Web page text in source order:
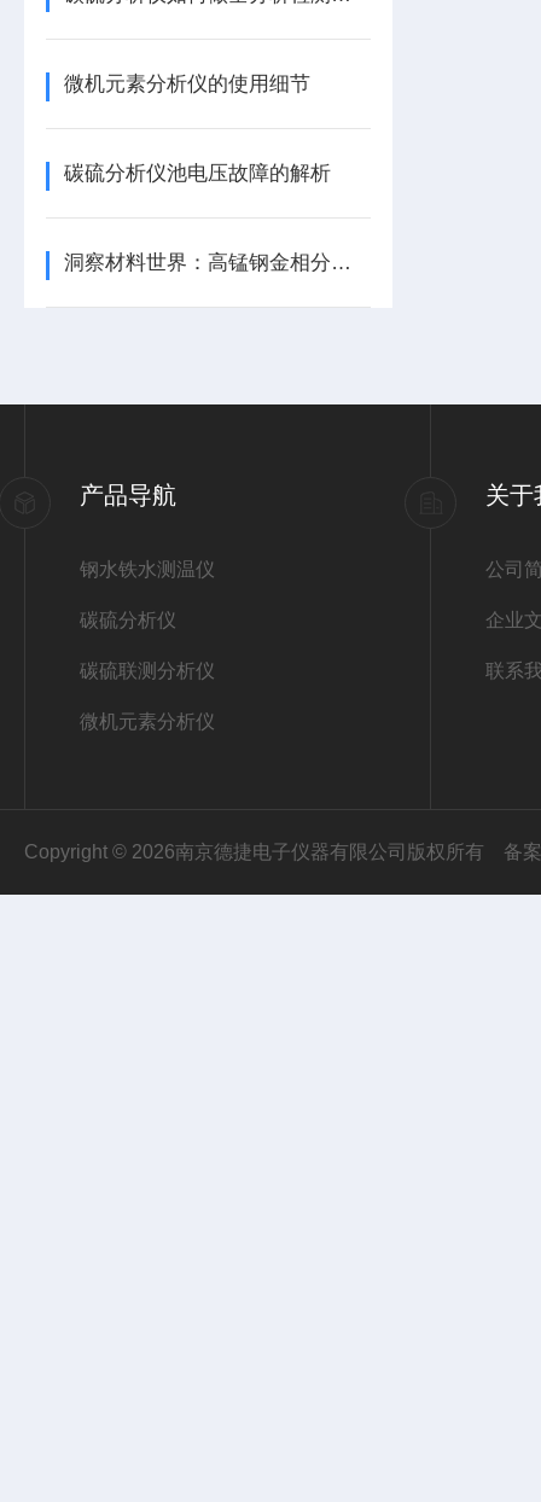
微机元素分析仪的使用细节
碳硫分析仪池电压故障的解析
洞察材料世界：高锰钢金相分析仪的性能解析
产品导航
钢水铁水测温仪
碳硫分析仪
碳硫联测分析仪
微机元素分析仪
关于
公司
企业
联系
Copyright © 2026南京德捷电子仪器有限公司版权所有 备